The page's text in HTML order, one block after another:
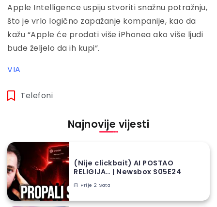
Apple Intelligence uspiju stvoriti snažnu potražnju,
što je vrlo logično zapažanje kompanije, kao da
kažu “Apple će prodati više iPhonea ako više ljudi
bude željelo da ih kupi”.
VIA
Telefoni
Najnovije vijesti
(Nije clickbait) AI POSTAO
RELIGIJA… | Newsbox S05E24
Prije 2 Sata